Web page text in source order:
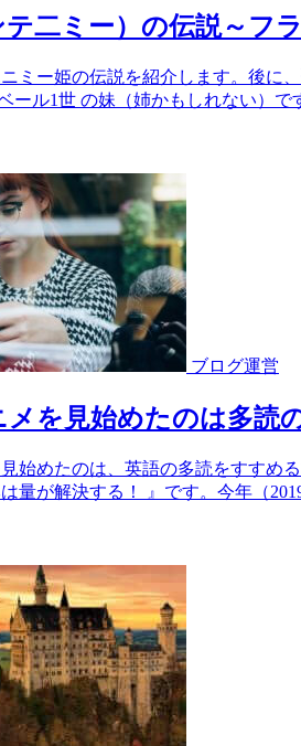
二ミー）の伝説～フ
ミー姫の伝説を紹介します。後に
ール1世 の妹（姉かもしれない）で
ブログ運営
を見始めたのは多読
始めたのは、英語の多読をすすめ
量が解決する！ 』です。今年（